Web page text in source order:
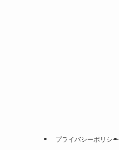
プライバシーポリシー